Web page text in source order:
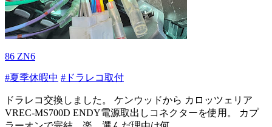
86 ZN6
#夏季休暇中 #ドラレコ取付
ドラレコ交換しました。 ケンウッドから カロッツェリア
VREC-MS700D ENDY電源取出しコネクターを使用。 カプ